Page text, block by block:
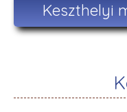
Keszthelyi